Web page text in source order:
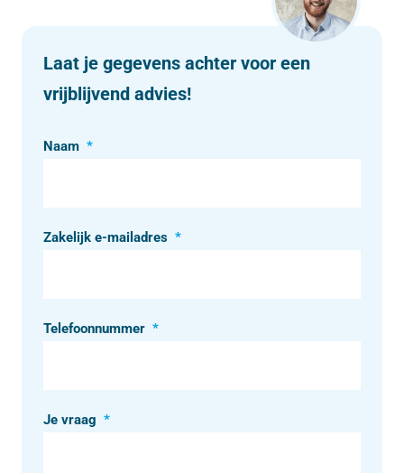
Laat je gegevens achter voor een
vrijblijvend advies!
Naam *
Zakelijk e-mailadres *
Telefoonnummer *
Je vraag *